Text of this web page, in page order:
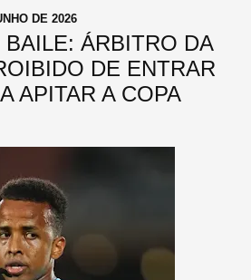
DE 2026
ÁRBITRO DA
DE ENTRAR
APITAR A COPA